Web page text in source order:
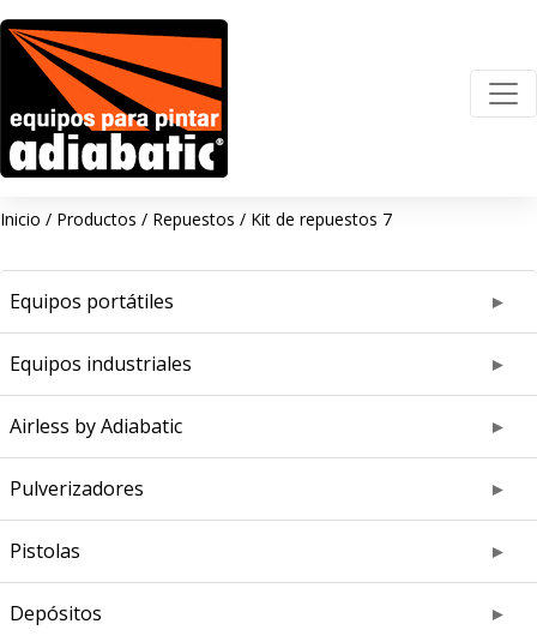
Inicio / Productos / Repuestos / Kit de repuestos 7
Equipos portátiles
Equipos industriales
Airless by Adiabatic
Pulverizadores
Pistolas
Depósitos